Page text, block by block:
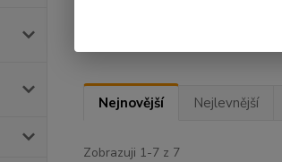
Nejnovější Nejlevnější
Zobrazuji 1-7 z 7